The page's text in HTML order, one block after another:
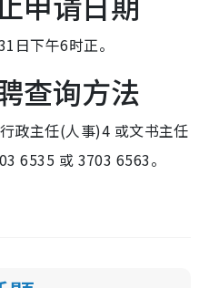
日下午6时正。
查询方法
政主任(人事)4 或文书主任
6535 或 3703 6563。